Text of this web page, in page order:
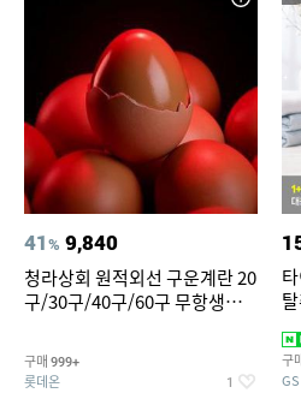
41% 9,840
청라상회 원적외선 구운계란 20
구/30구/40구/60구 무항생제
구매 999+
롯데온 1
구